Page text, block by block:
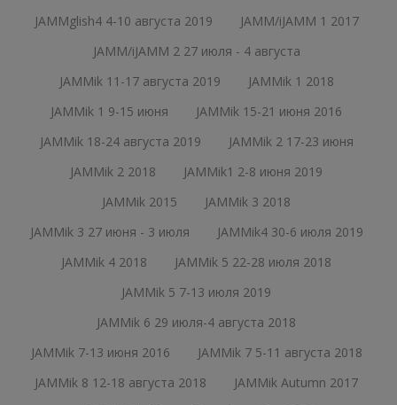
JAMMglish4 4-10 августа 2019
JAMM/iJAMM 1 2017
JAMM/iJAMM 2 27 июля - 4 августа
JAMMik 11-17 августа 2019
JAMMik 1 2018
JAMMik 1 9-15 июня
JAMMik 15-21 июня 2016
JAMMik 18-24 августа 2019
JAMMik 2 17-23 июня
JAMMik 2 2018
JAMMik1 2-8 июня 2019
JAMMik 2015
JAMMik 3 2018
JAMMik 3 27 июня - 3 июля
JAMMik4 30-6 июля 2019
JAMMik 4 2018
JAMMik 5 22-28 июля 2018
JAMMik 5 7-13 июля 2019
JAMMik 6 29 июля-4 августа 2018
JAMMik 7-13 июня 2016
JAMMik 7 5-11 августа 2018
JAMMik 8 12-18 августа 2018
JAMMik Autumn 2017